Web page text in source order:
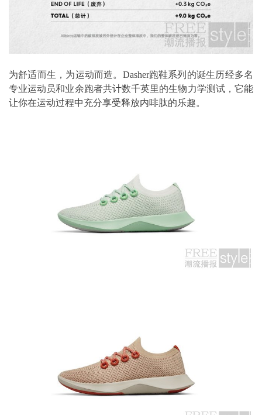
为舒适而生，为运动而造。Dasher跑鞋系列的诞生历经多名
专业运动员和业余跑者共计数千英里的生物力学测试，它能
让你在运动过程中充分享受释放内啡肽的乐趣。